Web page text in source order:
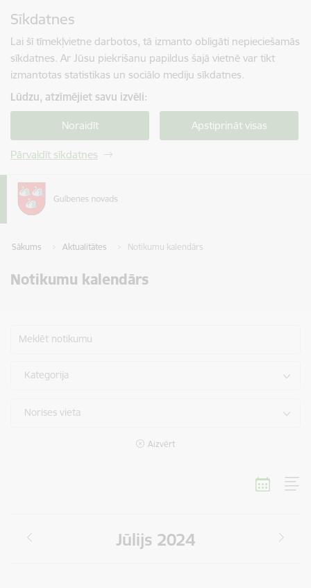
Sīkdatnes
Lai šī tīmekļvietne darbotos, tā izmanto obligāti nepieciešamās
sīkdatnes. Ar Jūsu piekrišanu papildus šajā vietnē var tikt
izmantotas statistikas un sociālo mediju sīkdatnes.
Lūdzu, atzīmējiet savu izvēli:
Noraidīt Apstiprināt visas
Pārvaldīt sīkdatnes
Sākums Aktualitātes Notikumu kalendārs
Notikumu kalendārs
Meklēt notikumu
Kategorija
Norises vieta
Aizvērt
Jūlijs 2024